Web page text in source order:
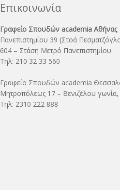
Επικοινωνία
Γραφείο Σπουδών academia Αθήνας
Πανεπιστημίου 39 (Στοά
604 – Στάση Μετρό Πανεπιστημίου
Τηλ: 210 32 33 560
Γραφείο Σπουδών academia
Μητροπόλεως 17 – Βενιζέλου
Τηλ: 2310 222 888